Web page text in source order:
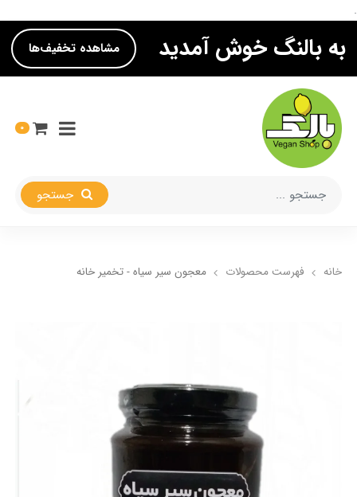
.
به بالنگ خوش آمدید مشاهده تخفیف‌ها
0
خانه فهرست محصولات معجون سیر سیاه - تخمیر خانه